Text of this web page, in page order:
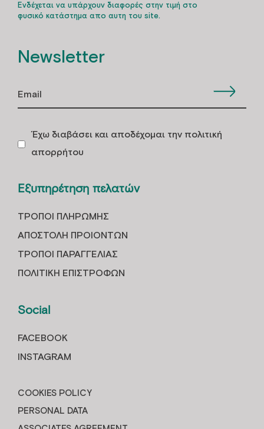
Ενδέχεται να υπάρχουν διαφορές στην τιμή στο
φυσικό κατάστημα απο αυτη του site.
Newsletter
Έχω διαβάσει και αποδέχομαι την πολιτική
απορρήτου
Εξυπηρέτηση πελατών
ΤΡOΠΟΙ ΠΛΗΡΩΜHΣ
ΑΠΟΣΤΟΛH ΠΡΟΙOΝΤΩΝ
ΤΡΟΠΟΙ ΠΑΡΑΓΓΕΛΙΑΣ
ΠΟΛΙΤΙΚΗ ΕΠΙΣΤΡΟΦΩΝ
Social
FACEBOOK
INSTAGRAM
COOKIES POLICY
PERSONAL DATA